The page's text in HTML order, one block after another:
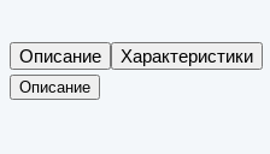
Описание Характеристики
Описание